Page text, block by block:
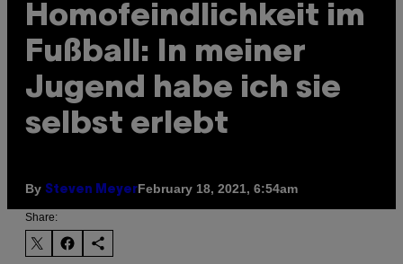
Homofeindlichkeit im
Fußball: In meiner
Jugend habe ich sie
selbst erlebt
By Steven MeyerFebruary 18, 2021, 6:54am
Share: